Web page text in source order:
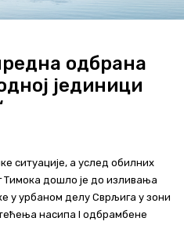
office@srbijavode.rs
одбрана
јединици
ситуације, а услед обилних
дошло је до изливања
у урбаном делу Сврљига у зони
насипа I одбрамбене